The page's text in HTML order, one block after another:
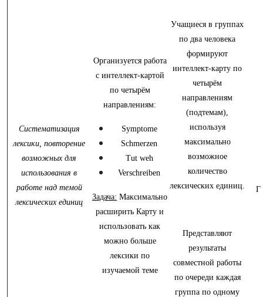
Систематизация
лексики, повторение
возможных для
использования в
работе над темой
лексических единиц
Организуется работа
с интеллект-картой
по четырём
направлениям:
Symptome
Schmerzen
Tut weh
Verschreiben
Задача: Максимально
расширить Карту и
использовать как
можно больше
лексики по
изучаемой теме
Учащиеся в группах
по два человека
формируют
интеллект-карту по
четырём
направлениям
(подтемам),
используя
максимально
возможное
количество
лексических единиц.
Представляют
результаты
совместной работы
по очереди каждая
группа по одному
Г